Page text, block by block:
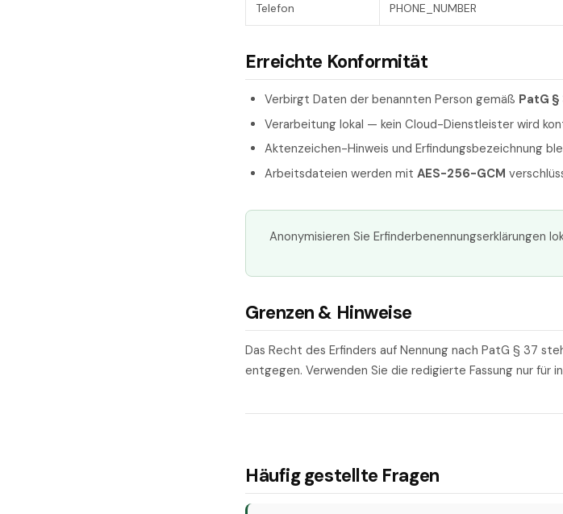
Telefon PHONE_NUMBER
Erreichte Konformität
Verbirgt Daten der benannten Person gemäß PatG
Verarbeitung lokal — kein Cloud-Dienstleister wird
Aktenzeichen-Hinweis und Erfindungsbezeichnung
Arbeitsdateien werden mit AES-256-GCM
Anonymisieren Sie Erfinderbenennungserklärungen
Grenzen & Hinweise
Das Recht des Erfinders auf Nennung nach PatG § 37
entgegen. Verwenden Sie die redigierte Fassung nur für
Häufig gestellte Fragen